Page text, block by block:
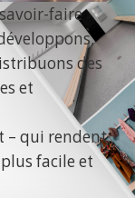
faire
des
et
– qui rendent
facile et